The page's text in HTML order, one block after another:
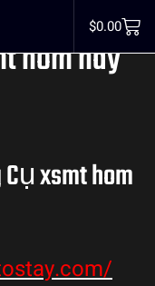
$0.00
Hướng
hom nay
xsmt hom